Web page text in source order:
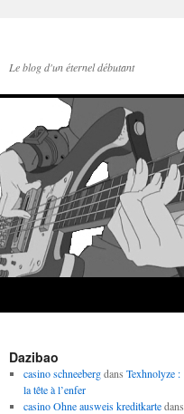
Le blog d'un éternel débutant
Dazibao
casino schneebergdans Texhnolyze :
la tête à l’enfer
casino Ohne ausweis kreditkartedans